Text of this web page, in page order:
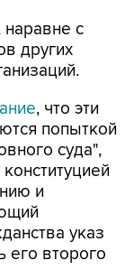
наравне с
других
, что эти
попыткой
суда",
и
указ
его второго